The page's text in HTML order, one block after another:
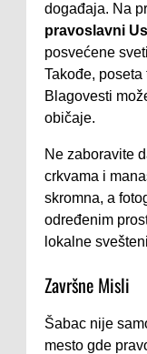
događaja. Na
pravoslavni
posvećene
Takođe,
Blagovesti
običaje.
Ne zaboravite
crkvama i
skromna, a
određenim
lokalne
Završne Misli
Šabac nije
mesto gde